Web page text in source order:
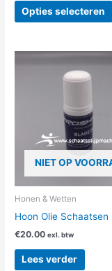
Opties selecteren
NIET OP
Honen & Wetten
Hoon Olie Schaatsen
€20.00 exl. btw
Lees verder